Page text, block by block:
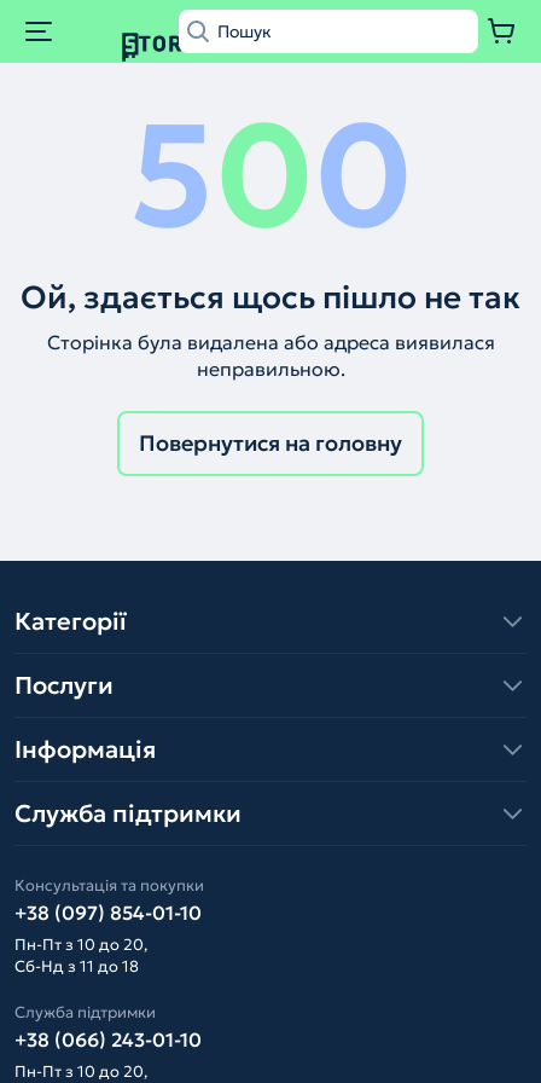
500
Ой, здається щось пішло не так
Сторінка була видалена або адреса виявилася
неправильною.
Повернутися на головну
Категорії
Послуги
Інформація
Служба підтримки
Консультація та покупки
+38 (097) 854-01-10
Пн-Пт з 10 до 20,
Сб-Нд з 11 до 18
Служба підтримки
+38 (066) 243-01-10
Пн-Пт з 10 до 20,